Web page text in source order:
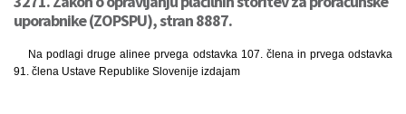
uporabnike (ZOPSPU), stran 8887.
Na podlagi druge alinee prvega odstavka 107. člena in prvega odstavka
91. člena Ustave Republike Slovenije izdajam